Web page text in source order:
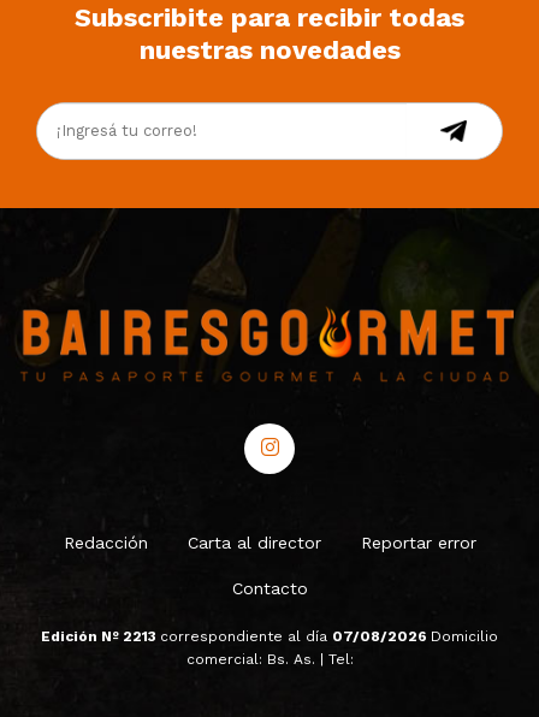
Subscribite para recibir todas
nuestras novedades
Redacción Carta al director Reportar error
Contacto
Edición Nº 2213 correspondiente al día 07/08/2026 Domicilio
comercial: Bs. As. | Tel: